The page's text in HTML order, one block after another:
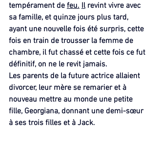
tempérament de feu. Il revint vivre avec
sa famille, et quinze jours plus tard,
ayant une nouvelle fois été surpris, cette
fois en train de trousser la femme de
chambre, il fut chassé et cette fois ce fut
définitif, on ne le revit jamais.
Les parents de la future actrice allaient
divorcer, leur mère se remarier et à
nouveau mettre au monde une petite
fille, Georgiana, donnant une demi-sœur
à ses trois filles et à Jack.